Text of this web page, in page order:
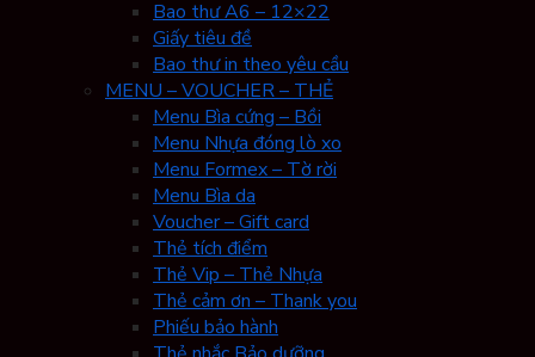
Bao thư A6 – 12×22
Giấy tiêu đề
Bao thư in theo yêu cầu
MENU – VOUCHER – THẺ
Menu Bìa cứng – Bồi
Menu Nhựa đóng lò xo
Menu Formex – Tờ rời
Menu Bìa da
Voucher – Gift card
Thẻ tích điểm
Thẻ Vip – Thẻ Nhựa
Thẻ cảm ơn – Thank you
Phiếu bảo hành